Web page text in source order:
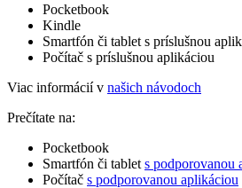
Pocketbook
Kindle
Smartfón či tablet s príslušnou
Počítač s príslušnou aplikáciou
Viac informácií v našich návodoch
Prečítate na:
Pocketbook
Smartfón či tablet s podporovanou
Počítač s podporovanou aplikáciou